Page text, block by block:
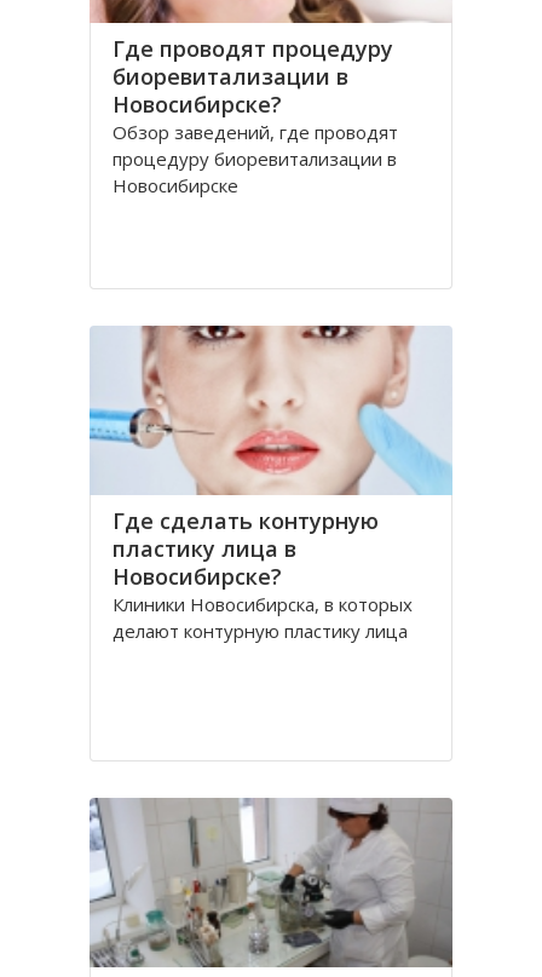
Где проводят процедуру
биоревитализации в
Новосибирске?
Обзор заведений, где проводят
процедуру биоревитализации в
Новосибирске
Где сделать контурную
пластику лица в
Новосибирске?
Клиники Новосибирска, в которых
делают контурную пластику лица